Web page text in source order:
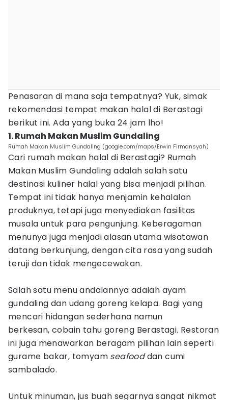
Penasaran di mana saja tempatnya? Yuk, simak
rekomendasi tempat makan halal di Berastagi
berikut ini. Ada yang buka 24 jam lho!
1. Rumah Makan Muslim Gundaling
Rumah Makan Muslim Gundaling (google.com/maps/Erwin Firmansyah)
Cari rumah makan halal di Berastagi? Rumah
Makan Muslim Gundaling adalah salah satu
destinasi kuliner halal yang bisa menjadi pilihan.
Tempat ini tidak hanya menjamin kehalalan
produknya, tetapi juga menyediakan fasilitas
musala untuk para pengunjung. Keberagaman
menunya juga menjadi alasan utama wisatawan
datang berkunjung, dengan cita rasa yang sudah
teruji dan tidak mengecewakan.
Salah satu menu andalannya adalah ayam
gundaling dan udang goreng kelapa. Bagi yang
mencari hidangan sederhana namun
berkesan, cobain tahu goreng Berastagi. Restoran
ini juga menawarkan beragam pilihan lain seperti
gurame bakar, tomyam seafooddan cumi
sambalado.
Untuk minuman, jus buah segarnya sangat nikmat